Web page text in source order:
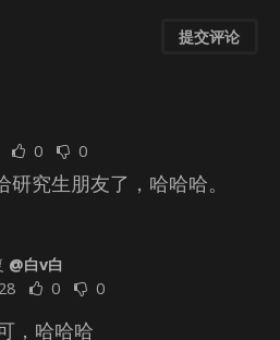
提交评论
0 0
究生朋友了，哈哈哈。
@白v白
0 0
，哈哈哈